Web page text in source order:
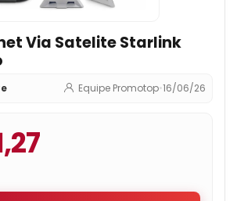
Via Satelite Starlink
Equipe Promotop•16/06/26